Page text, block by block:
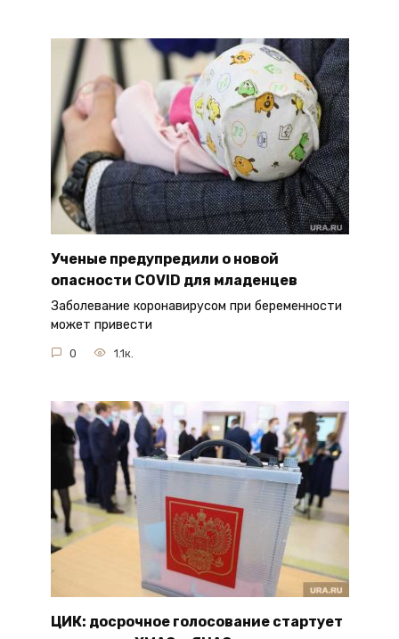
Ученые предупредили о новой
опасности COVID для младенцев
Заболевание коронавирусом при беременности
может привести
0 1.1к.
ЦИК: досрочное голосование стартует